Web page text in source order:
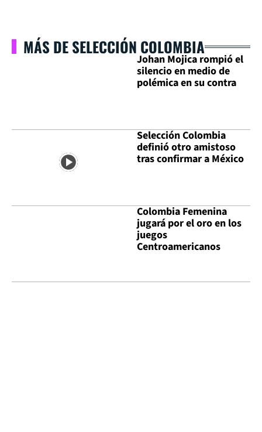
MÁS DE SELECCIÓN COLOMBIA
Johan Mojica rompió el
silencio en medio de
polémica en su contra
Selección Colombia
definió otro amistoso
tras confirmar a México
Colombia Femenina
jugará por el oro en los
juegos
Centroamericanos